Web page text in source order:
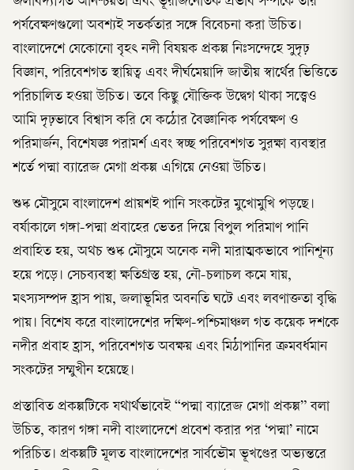
পর্যবেক্ষণগুলো অবশ্যই সতর্কতার সঙ্গে বিবেচনা করা উচিত।
বাংলাদেশে যেকোনো বৃহৎ নদী বিষয়ক প্রকল্প নিঃসন্দেহে সুদৃঢ়
বিজ্ঞান, পরিবেশগত স্থায়িত্ব এবং দীর্ঘমেয়াদি জাতীয় স্বার্থের ভিত্তিতে
পরিচালিত হওয়া উচিত। তবে কিছু যৌক্তিক উদ্বেগ থাকা সত্ত্বেও
আমি দৃঢ়ভাবে বিশ্বাস করি যে কঠোর বৈজ্ঞানিক পর্যবেক্ষণ ও
পরিমার্জন, বিশেষজ্ঞ পরামর্শ এবং স্বচ্ছ পরিবেশগত সুরক্ষা ব্যবস্থার
শর্তে পদ্মা ব্যারেজ মেগা প্রকল্প এগিয়ে নেওয়া উচিত।
শুষ্ক মৌসুমে বাংলাদেশ প্রায়শই পানি সংকটের মুখোমুখি পড়ছে।
বর্ষাকালে গঙ্গা-পদ্মা প্রবাহের ভেতর দিয়ে বিপুল পরিমাণ পানি
প্রবাহিত হয়, অথচ শুষ্ক মৌসুমে অনেক নদী মারাত্মকভাবে পানিশূন্য
হয়ে পড়ে। সেচব্যবস্থা ক্ষতিগ্রস্ত হয়, নৌ-চলাচল কমে যায়,
মৎস্যসম্পদ হ্রাস পায়, জলাভূমির অবনতি ঘটে এবং লবণাক্ততা বৃদ্ধি
পায়। বিশেষ করে বাংলাদেশের দক্ষিণ-পশ্চিমাঞ্চল গত কয়েক দশকে
নদীর প্রবাহ হ্রাস, পরিবেশগত অবক্ষয় এবং মিঠাপানির ক্রমবর্ধমান
সংকটের সম্মুখীন হয়েছে।
প্রস্তাবিত প্রকল্পটিকে যথার্থভাবেই “পদ্মা ব্যারেজ মেগা প্রকল্প” বলা
উচিত, কারণ গঙ্গা নদী বাংলাদেশে প্রবেশ করার পর ‘পদ্মা’ নামে
পরিচিত। প্রকল্পটি মূলত বাংলাদেশের সার্বভৌম ভূখণ্ডের অভ্যন্তরে